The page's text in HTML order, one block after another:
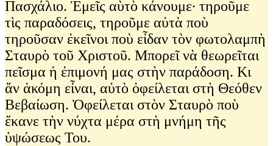
Πασχάλιο. Ἑμεῖς αὺτὸ κάνουμε∙ τηροῦμε
τὶς παραδόσεις, τηροῦμε αὐτὰ ποὺ
τηροῦσαν ἐκεῖνοι ποὺ εἶδαν τὸν φωτολαμπὴ
Σταυρὸ τοῦ Χριστοῦ. Μπορεῖ νὰ θεωρεῖται
πεῖσμα ἡ ἐπιμονή μας στὴν παράδοση. Κι
ἄν ἀκόμη εἶναι, αὐτὸ ὀφείλεται στὴ Θεόθεν
Βεβαίωση. Ὀφείλεται στὸν Σταυρὸ ποὺ
ἔκανε τὴν νύχτα μέρα στὴ μνήμη τῆς
ὑψώσεως Του.